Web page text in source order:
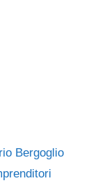
Bergoglio